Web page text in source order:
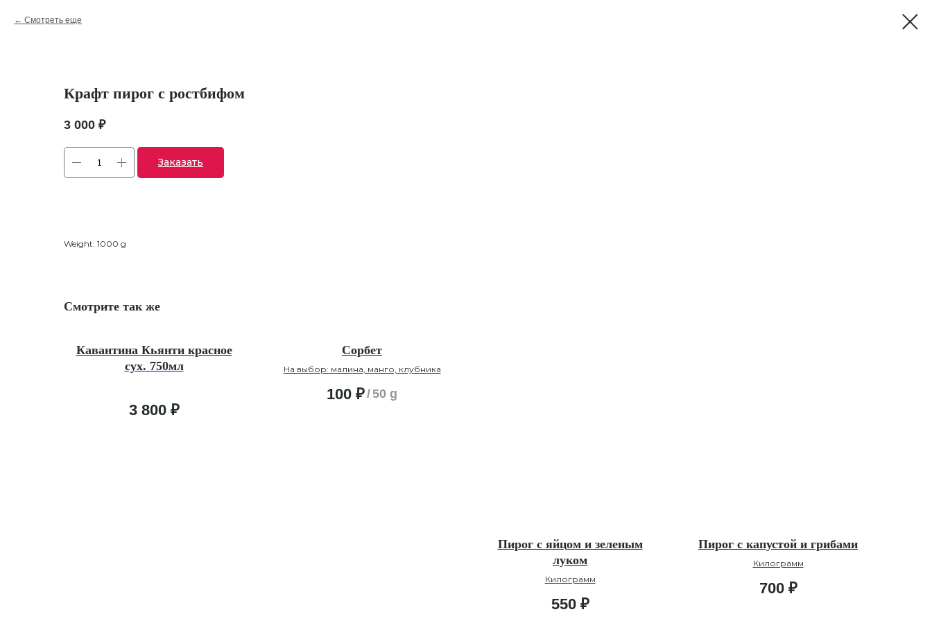
Смотреть еще
Крафт пирог с ростбифом
3 000 ₽
Заказать
Weight: 1000 g
Смотрите так же
Кавантина Кьянти красное
сух. 750мл
3 800 ₽
Сорбет
На выбор: малина, манго, клубника
100 ₽/50 g
Пирог с яйцом и зеленым
луком
Килограмм
550 ₽
Пирог с капустой и грибами
Килограмм
700 ₽